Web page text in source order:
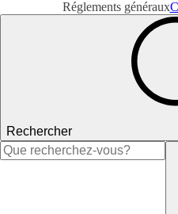
Réglements généraux
Rechercher
Rechercher :